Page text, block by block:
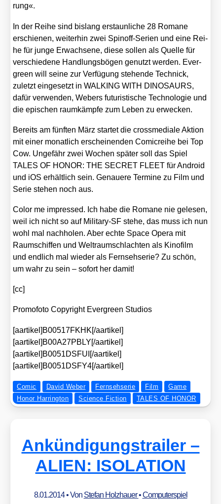
rung«.
In der Rei­he sind bis­lang erstaun­li­che 28 Roma­ne
erschie­nen, wei­ter­hin zwei Spin­off-Seri­en und eine Rei­
he für jun­ge Erwach­se­ne, die­se sol­len als Quel­le für
ver­schie­de­ne Hand­lungs­bö­gen genutzt wer­den. Ever­
green will sei­ne zur Ver­fü­gung ste­hen­de Tech­nick,
zuletzt ein­ge­setzt in WALKING WITH DINOSAURS,
dafür ver­wen­den, Webers futu­ris­ti­sche Tech­no­lo­gie und
die epi­schen raum­kämp­fe zum Leben zu erwe­cken.
Bereits am fünf­ten März star­tet die cross­me­dia­le Akti­on
mit einer monat­lich erschei­nen­den Comic­rei­he bei Top
Cow. Unge­fähr zwei Wochen spä­ter soll das Spiel
TALES OF HONOR: THE SECRET FLEET für Android
und iOS erhält­lich sein. Genaue­re Ter­mi­ne zu Film und
Serie ste­hen noch aus.
Color me impres­sed. Ich habe die Roma­ne nie gele­sen,
weil ich nicht so auf Mili­ta­ry-SF ste­he, das muss ich nun
wohl mal nach­ho­len. Aber ech­te Space Ope­ra mit
Raum­schif­fen und Welt­raum­schlach­ten als Kino­film
und end­lich mal wie­der als Fern­seh­se­rie? Zu schön,
um wahr zu sein – sofort her damit!
[cc]
Pro­mo­fo­to Copy­right Ever­green Stu­di­os
[aartikel]B00517FKHK[/aartikel]
[aartikel]B00A27PBLY[/aartikel]
[aartikel]B0051DSFUI[/aartikel]
[aartikel]B0051DSFY4[/aartikel]
Comic David Weber Fernsehserie Film
Game
Honor Harrington
Science Fiction TALES OF HONOR
Ankündigungstrailer –
ALIEN: ISOLATION
8.01.2014• Von Stefan Holzhauer•Computerspiel